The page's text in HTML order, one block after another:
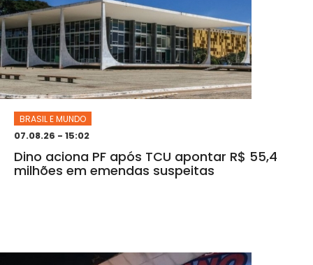
BRASIL E MUNDO
07.08.26 - 15:02
Dino aciona PF após TCU apontar R$ 55,4
milhões em emendas suspeitas